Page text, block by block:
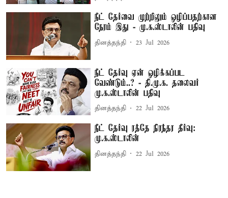
நீட் தேர்வை முற்றிலும் ஒழிப்பதற்கான
நேரம் இது - மு.க.ஸ்டாலின் பதிவு
தினத்தந்தி 23 Jul 2026
நீட் தேர்வு ஏன் ஒழிக்கப்பட
வேண்டும்..? - தி.மு.க. தலைவர்
மு.க.ஸ்டாலின் பதிவு
தினத்தந்தி 22 Jul 2026
நீட் தேர்வு ரத்தே நிரந்தர தீர்வு:
மு.க.ஸ்டாலின்
தினத்தந்தி 22 Jul 2026